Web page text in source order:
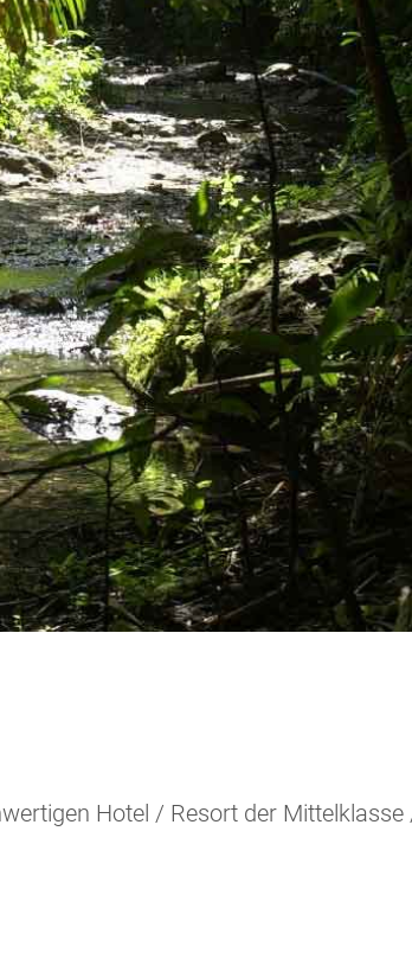
Hotel / Resort der Mittelklasse